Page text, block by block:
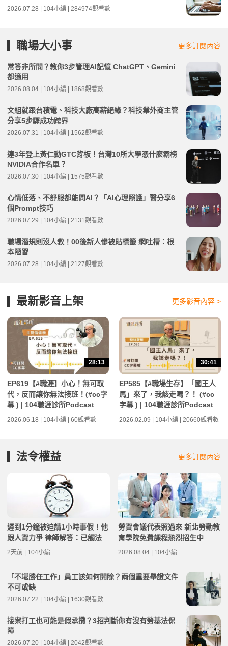
2026.07.28 | 104小編 | 284974觀看數
職場大小事 更多訂閱內容
常答非所問？教你3步管理AI記憶 ChatGPT、Gemini
都適用
2026.08.04 | 104小編 | 1868觀看數
文組就跟台積電、科技大廠高薪絕緣？科技業外商主管
分享5步驟成功跨界
2026.07.31 | 104小編 | 1562觀看數
連3年登上黃仁勳GTC背板！台灣10所大學憑什麼霸榜
NVIDIA合作名單？
2026.07.30 | 104小編 | 1575觀看數
心情低落、不舒服都能問AI？「AI心理照護」醫分享6
個Prompt技巧
2026.07.29 | 104小編 | 2131觀看數
職場潛規則沒人教！00後新人慘被貼標籤 網吐槽：根
本陋習
2026.07.28 | 104小編 | 2127觀看數
最新影音上架 更多影音內容 >
28:13
EP619【#職涯】小心！無可取
代，反而讓你無法接班！(#cc字
幕 ) | 104職涯診所Podcast
2026.06.18 | 104小編 | 60觀看數
30:41
EP585【#職場生存】「國王人
馬」來了，我該走嗎？！ (#cc
字幕 ) | 104職涯診所Podcast
2026.02.09 | 104小編 | 20660觀看數
法令權益 更多訂閱內容
遲到1分鐘被迫請1小時事假！他
跟人資力爭 律師解答：已觸法
2天前 | 104小編
勞資會議代表照過來 新北勞動教
育學院免費課程熱烈招生中
2026.08.04 | 104小編
「不堪勝任工作」員工該如何開除？兩個重要舉證文件
不可或缺
2026.07.22 | 104小編 | 1630觀看數
接案打工也可能是假承攬？3招判斷你有沒有勞基法保
障
2026.07.20 | 104小編 | 2042觀看數